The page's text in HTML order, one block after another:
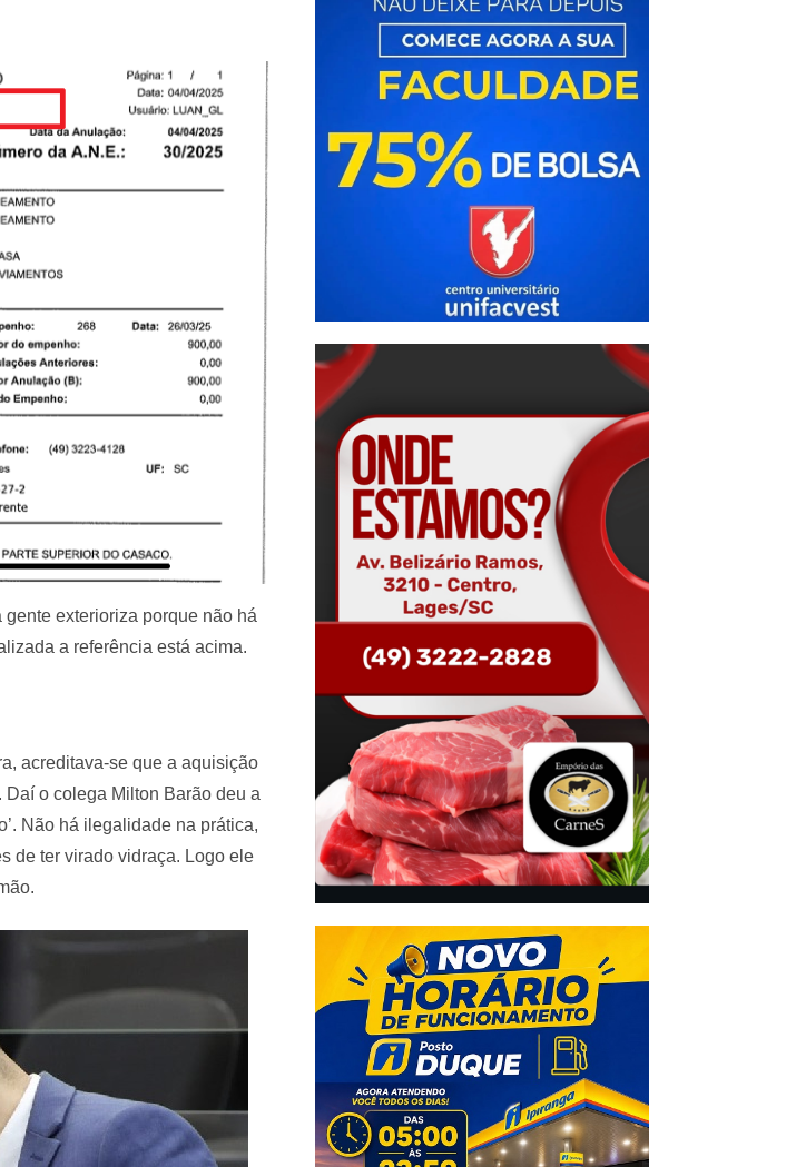
gente exterioriza porque não há
a referência está acima.
acreditava-se que a aquisição
o colega Milton Barão deu a
Não há ilegalidade na prática,
de ter virado vidraça. Logo ele